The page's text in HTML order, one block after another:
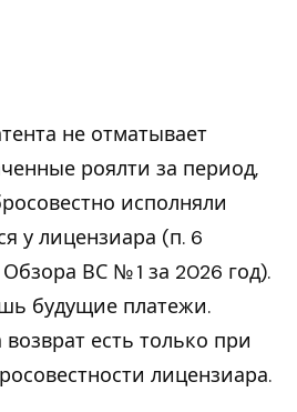
не отматывает
роялти за период,
исполняли
у лицензиара (п. 6
Обзора ВС № 1 за 2026 год).
будущие платежи.
есть только при
лицензиара.